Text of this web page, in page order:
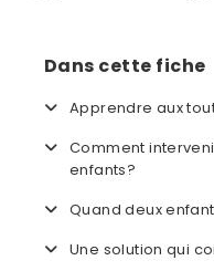
Dans cette fiche
Apprendre aux
Comment
enfants?
Quand deux
Une solution qui